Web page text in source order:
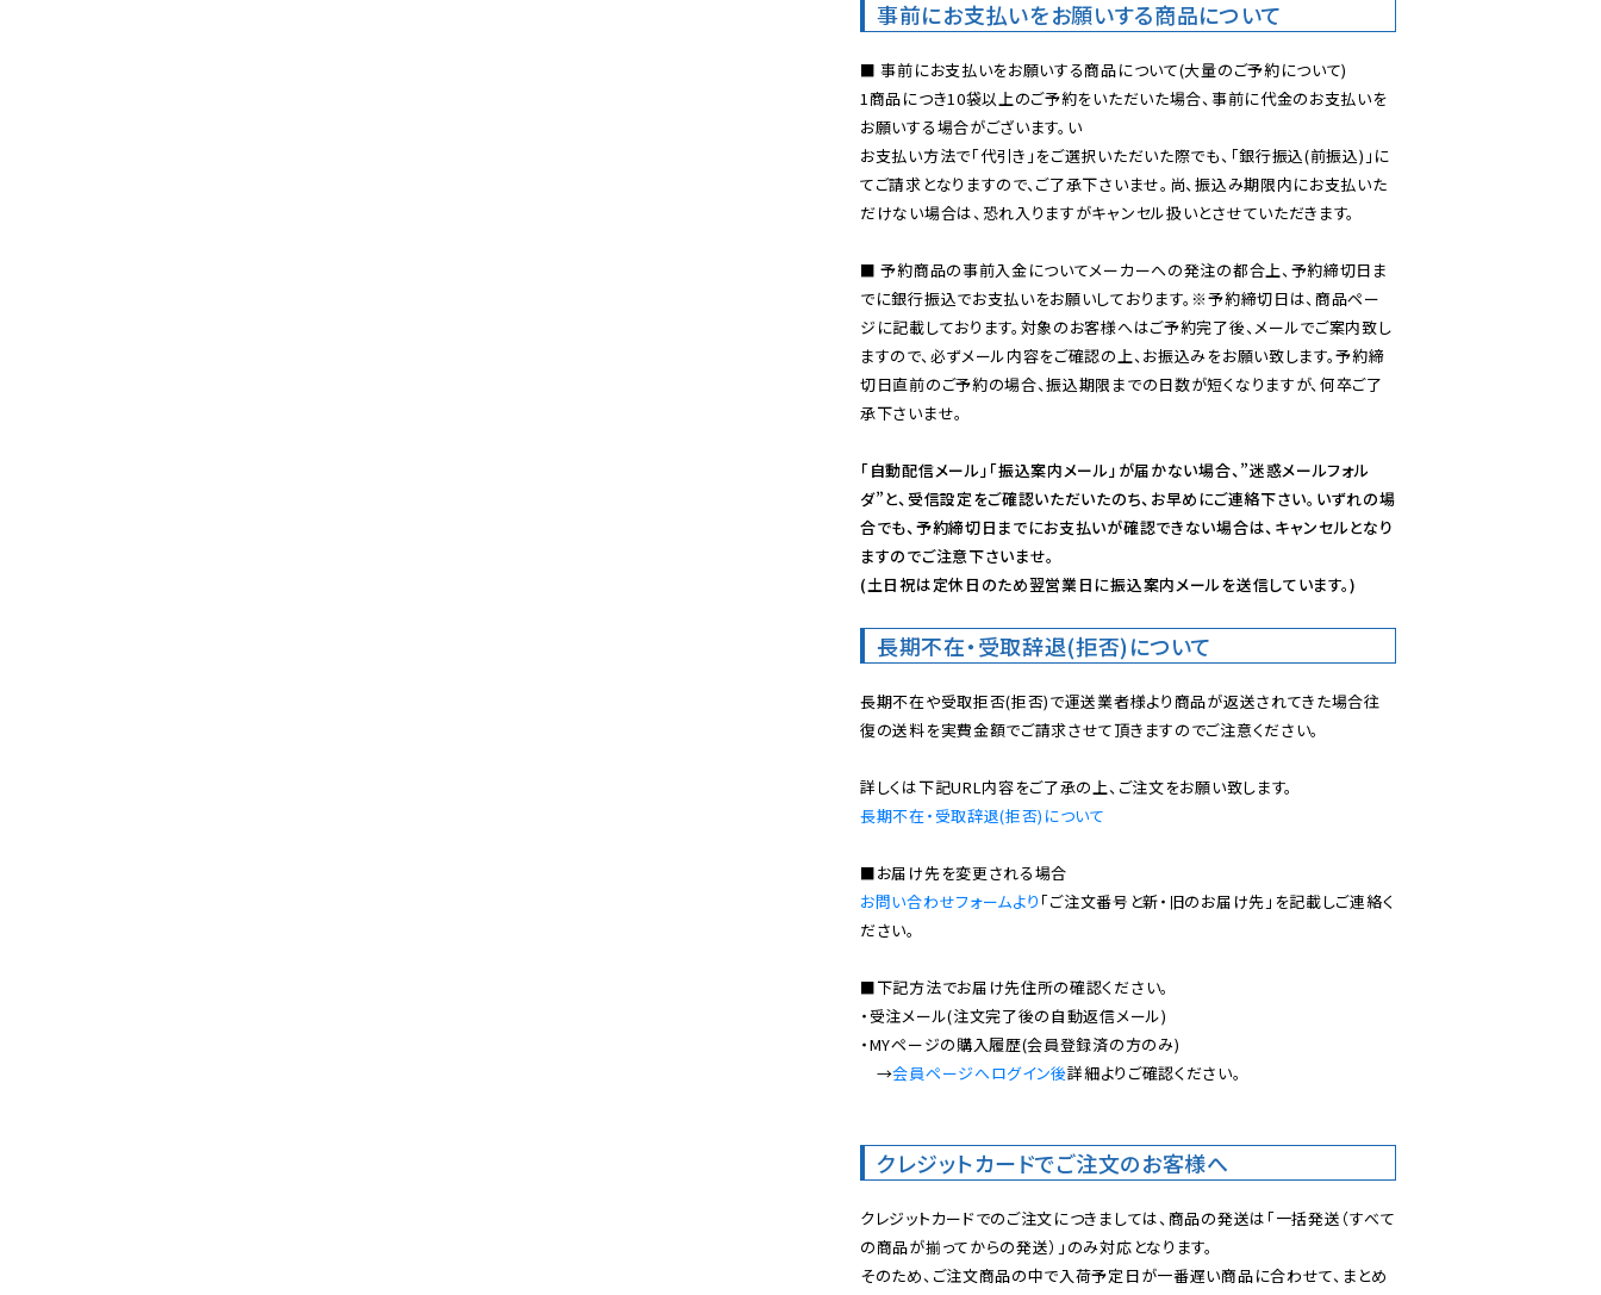
事前にお支払いをお願いする商品について
■ 事前にお支払いをお願いする商品について(大量のご予約について)
1商品につき10袋以上のご予約をいただいた場合、事前に代金のお支払いを
お願いする場合がございます。い
お支払い方法で「代引き」をご選択いただいた際でも、「銀行振込(前振込)」に
てご請求となりますので、ご了承下さいませ。尚、振込み期限内にお支払いた
だけない場合は、恐れ入りますがキャンセル扱いとさせていただきます。
■ 予約商品の事前入金についてメーカーへの発注の都合上、予約締切日ま
でに銀行振込でお支払いをお願いしております。※予約締切日は、商品ペー
ジに記載しております。対象のお客様へはご予約完了後、メールでご案内致し
ますので、必ずメール内容をご確認の上、お振込みをお願い致します。予約締
切日直前のご予約の場合、振込期限までの日数が短くなりますが、何卒ご了
承下さいませ。
「自動配信メール」「振込案内メール」が届かない場合、”迷惑メールフォル
ダ”と、受信設定をご確認いただいたのち、お早めにご連絡下さい。いずれの場
合でも、予約締切日までにお支払いが確認できない場合は、キャンセルとなり
ますのでご注意下さいませ。
(土日祝は定休日のため翌営業日に振込案内メールを送信しています。)
長期不在・受取辞退(拒否)について
長期不在や受取拒否(拒否)で運送業者様より商品が返送されてきた場合往
復の送料を実費金額でご請求させて頂きますのでご注意ください。
長期不在・受取辞退(拒否)について
お問い合わせフォームより 「ご注文番号と新・旧のお届け先」を記載しご連絡く
ださい。
■下記方法でお届け先住所の確認ください。
・受注メール(注文完了後の自動返信メール)
・MYページの購入履歴(会員登録済の方のみ)
→会員ページへログイン後詳細よりご確認ください。
クレジットカードでご注文のお客様へ
クレジットカードでのご注文につきましては、商品の発送は「一括発送（すべて
の商品が揃ってからの発送）」のみ対応となります。
そのため、ご注文商品の中で入荷予定日が一番遅い商品に合わせて、まとめ